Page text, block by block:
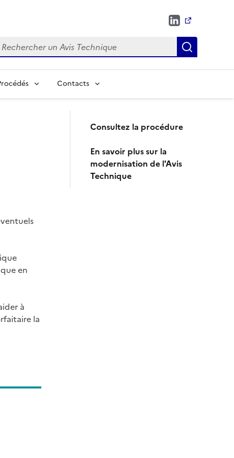
Contacts
en
à
la
Consultez la procédure
En savoir plus sur la
modernisation de l'Avis
Technique